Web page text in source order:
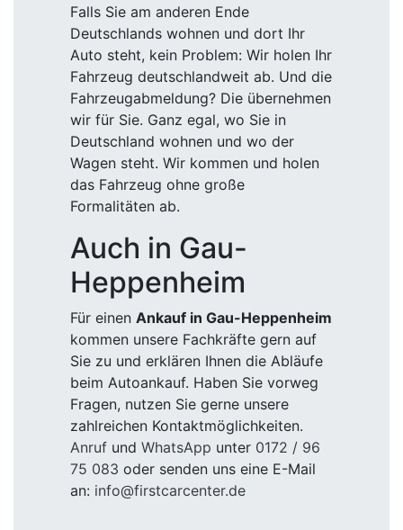
Falls Sie am anderen Ende
Deutschlands wohnen und dort Ihr
Auto steht, kein Problem: Wir holen Ihr
Fahrzeug deutschlandweit ab. Und die
Fahrzeugabmeldung? Die übernehmen
wir für Sie. Ganz egal, wo Sie in
Deutschland wohnen und wo der
Wagen steht. Wir kommen und holen
das Fahrzeug ohne große
Formalitäten ab.
Auch in Gau-
Heppenheim
Für einen Ankauf in Gau-Heppenheim
kommen unsere Fachkräfte gern auf
Sie zu und erklären Ihnen die Abläufe
beim Autoankauf. Haben Sie vorweg
Fragen, nutzen Sie gerne unsere
zahlreichen Kontaktmöglichkeiten.
Anruf und WhatsApp unter 0172 / 96
75 083 oder senden uns eine E-Mail
an: info@firstcarcenter.de